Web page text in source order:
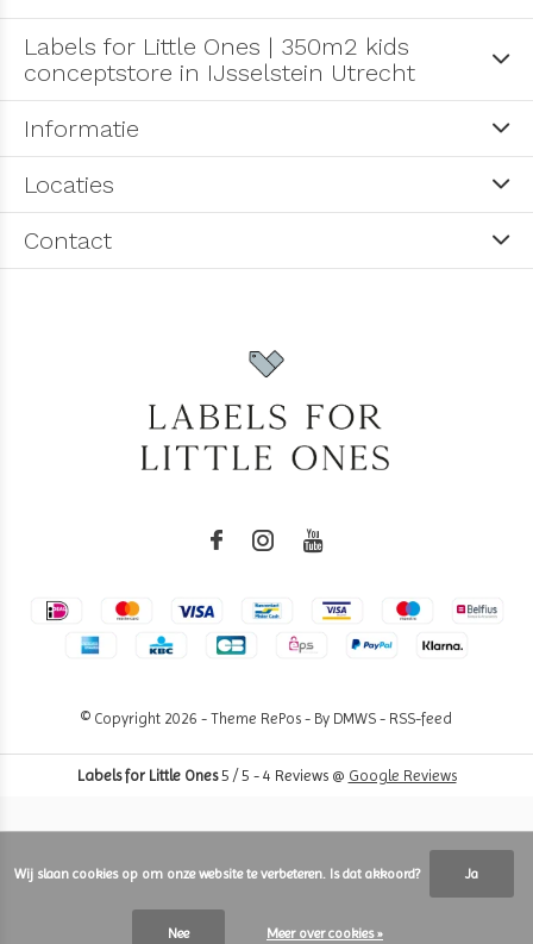
Labels for Little Ones | 350m2 kids
conceptstore in IJsselstein Utrecht
Informatie
Locaties
Contact
© Copyright 2026 - Theme RePos - By DMWS - RSS-feed
Labels for Little Ones5 / 5 - 4 Reviews @ Google Reviews
Wij slaan cookies op om onze website te verbeteren. Is dat akkoord? Ja
Nee Meer over cookies »